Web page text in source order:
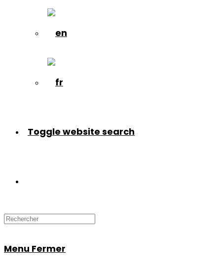
Toggle website search
Menu Fermer